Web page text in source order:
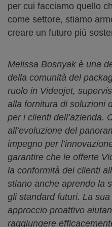
per cui facciamo quello
come settore, stiamo
creare un futuro più
Melissa Bosnyak è una
della comunità del
ruolo in Videojet,
alla fornitura di soluzioni
per i clienti dell’azienda.
all’evoluzione del
impegno per
garantire che le offerte
la conformità dei clienti
stiano anche aprendo la
gli standard futuri. La
approccio proattivo
raggiungere